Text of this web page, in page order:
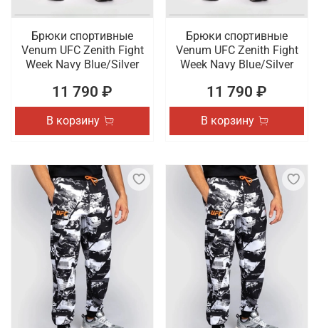
Брюки спортивные
Venum UFC Zenith Fight
Week Navy Blue/Silver
11 790 ₽
В корзину
Брюки спортивные
Venum UFC Zenith Fight
Week Navy Blue/Silver
11 790 ₽
В корзину